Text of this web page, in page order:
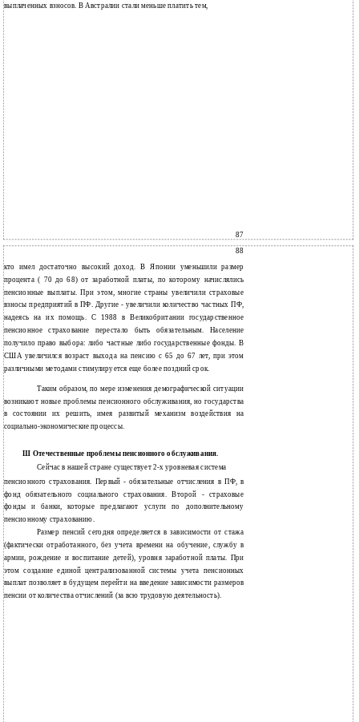
выплаченных взносов. В Австралии стали меньше платить тем,
87
88
кто имел достаточно высокий доход. В Японии уменьшили размер
процента ( 70 до 68) от заработной платы, по которому начислялись
пенсионные выплаты. При этом, многие страны увеличили страховые
взносы предприятий в ПФ. Другие - увеличили количество частных ПФ,
надеясь на их помощь. С 1988 в Великобритании государственное
пенсионное страхование перестало быть обязательным. Население
получило право выбора: либо частные либо государственные фонды. В
США увеличился возраст выхода на пенсию с 65 до 67 лет, при этом
различными методами стимулируется еще более поздний срок.
Таким образом, по мере изменения демографической ситуации
возникают новые проблемы пенсионного обслуживания, но государства
в состоянии их решить, имея развитый механизм воздействия на
социально-экономические процессы.
Ш Отечественные проблемы пенсионного обслуживания.
Сейчас в нашей стране существует 2-х уровневая система
пенсионного страхования. Первый - обязательные отчисления в ПФ, в
фонд обязательного социального страхования. Второй - страховые
фонды и банки, которые предлагают услуги по дополнительному
пенсионному страхованию.
Размер пенсий сегодня определяется в зависимости от стажа
(фактически отработанного, без учета времени на обучение, службу в
армии, рождение и воспитание детей), уровня заработной платы. При
этом создание единой централизованной системы учета пенсионных
выплат позволяет в будущем перейти на введение зависимости размеров
пенсии от количества отчислений (за всю трудовую деятельность).